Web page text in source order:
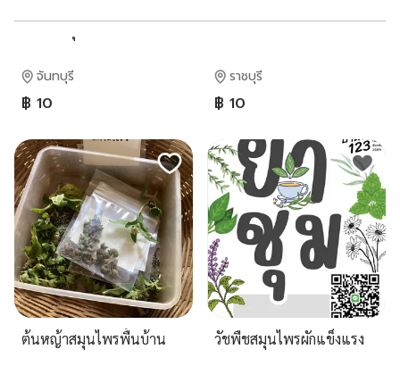
จันทบุรี
฿ 10
ราชบุรี
฿ 10
ต้นหญ้าสมุนไพรพื้นบ้าน วัชพืชสมุนไพรผักแข็งแรง